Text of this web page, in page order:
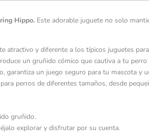
Hippo. Este adorable juguete no solo
atractivo y diferente a los típicos juguetes
un gruñido cómico que cautiva a tu
garantiza un juego seguro para tu mascota y
perros de diferentes tamaños, desde
gruñido.
explorar y disfrutar por su cuenta.